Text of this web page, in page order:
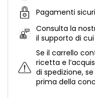
Pagamenti sicuri
Consulta la
il supporto di
Se il carrello
ricetta e
di spedizione,
prima della